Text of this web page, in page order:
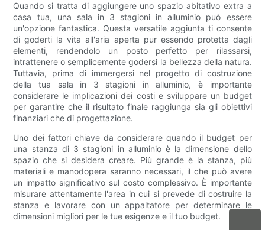
Quando si tratta di aggiungere uno spazio abitativo extra a
casa tua, una sala in 3 stagioni in alluminio può essere
un'opzione fantastica. Questa versatile aggiunta ti consente
di goderti la vita all'aria aperta pur essendo protetta dagli
elementi, rendendolo un posto perfetto per rilassarsi,
intrattenere o semplicemente godersi la bellezza della natura.
Tuttavia, prima di immergersi nel progetto di costruzione
della tua sala in 3 stagioni in alluminio, è importante
considerare le implicazioni dei costi e sviluppare un budget
per garantire che il risultato finale raggiunga sia gli obiettivi
finanziari che di progettazione.
Uno dei fattori chiave da considerare quando il budget per
una stanza di 3 stagioni in alluminio è la dimensione dello
spazio che si desidera creare. Più grande è la stanza, più
materiali e manodopera saranno necessari, il che può avere
un impatto significativo sul costo complessivo. È importante
misurare attentamente l'area in cui si prevede di costruire la
stanza e lavorare con un appaltatore per determinare le
dimensioni migliori per le tue esigenze e il tuo budget.